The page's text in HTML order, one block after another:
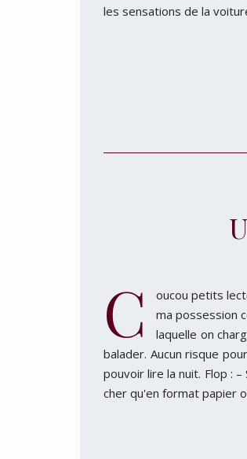
les sensations de la
C
oucou petits
ma possession
laquelle on
balader. Aucun risque
pouvoir lire la nuit. Flop :
cher qu'en format papier